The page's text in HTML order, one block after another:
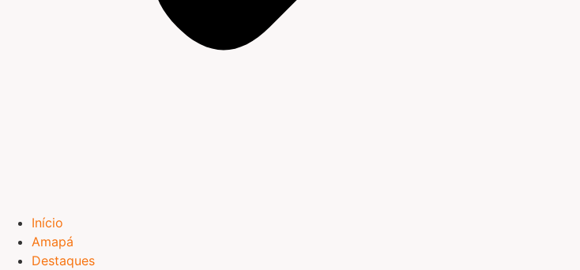
Início
Amapá
Destaques